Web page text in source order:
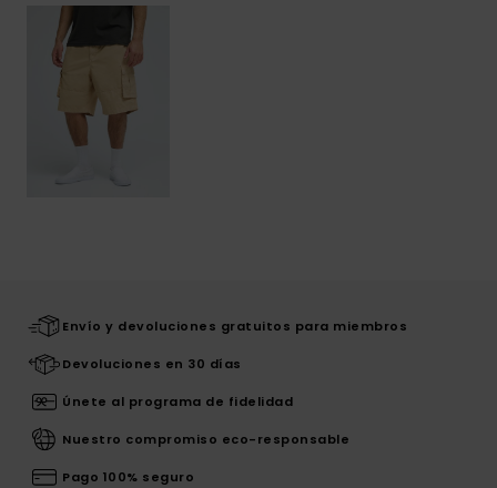
Envío y devoluciones gratuitos para miembros
Devoluciones en 30 días
Únete al programa de fidelidad
Nuestro compromiso eco-responsable
Pago 100% seguro